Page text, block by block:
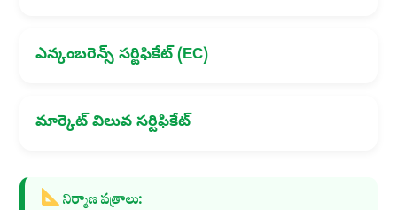
ఎన్కంబరెన్స్ సర్టిఫికేట్ (EC)
మార్కెట్ విలువ సర్టిఫికేట్
నిర్మాణ పత్రాలు: